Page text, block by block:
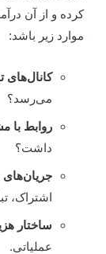
و از آن درآمد
زیر باشد:
کانال‌های توزیع:
می‌رسد؟
روابط با
داشت؟
جریان‌های
اشتراک،
ساختار هزینه:
عملیاتی.